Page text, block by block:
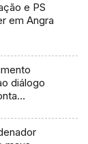
e PS
em Angra
diálogo